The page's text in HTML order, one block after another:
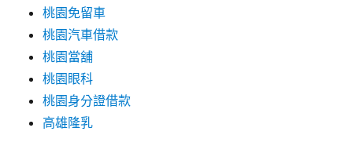
桃園免留車
桃園汽車借款
桃園當舖
桃園眼科
桃園身分證借款
高雄隆乳